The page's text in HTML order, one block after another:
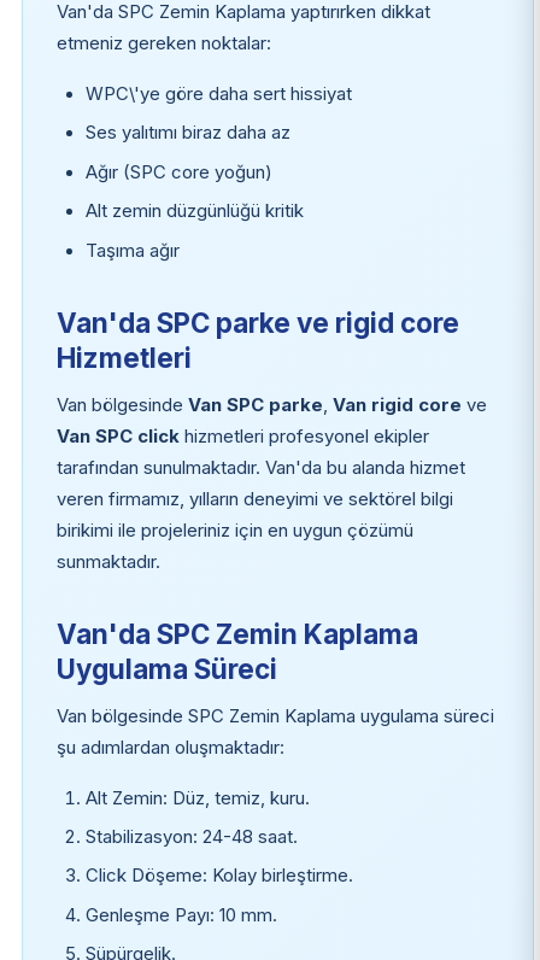
Van'da SPC Zemin Kaplama yaptırırken dikkat
etmeniz gereken noktalar:
WPC\'ye göre daha sert hissiyat
Ses yalıtımı biraz daha az
Ağır (SPC core yoğun)
Alt zemin düzgünlüğü kritik
Taşıma ağır
Van'da SPC parke ve rigid core
Hizmetleri
Van bölgesinde Van SPC parke Van rigid core ve
Van SPC clickhizmetleri profesyonel ekipler
tarafından sunulmaktadır. Van'da bu alanda hizmet
veren firmamız, yılların deneyimi ve sektörel bilgi
birikimi ile projeleriniz için en uygun çözümü
sunmaktadır.
Van'da SPC Zemin Kaplama
Uygulama Süreci
Van bölgesinde SPC Zemin Kaplama uygulama süreci
şu adımlardan oluşmaktadır:
Alt Zemin: Düz, temiz, kuru.
Stabilizasyon: 24-48 saat.
Click Döşeme: Kolay birleştirme.
Genleşme Payı: 10 mm.
Süpürgelik.